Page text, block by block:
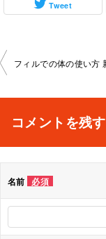
Tweet
投
ビ
シ
コメントを残す
名前 必須